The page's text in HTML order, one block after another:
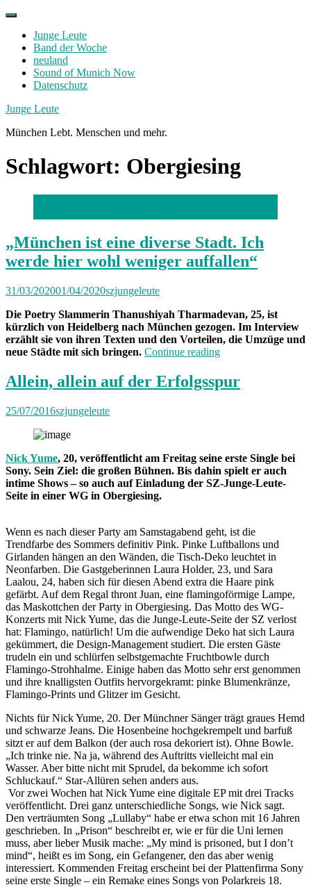
Skip
contentJunge Leute
Band der Woche
neuland
Sound of Munich Now
Datenschutz
Facebook
Twitter
Instagram
Junge Leute
München Lebt. Menschen und mehr.
Schlagwort: Obergiesing
„München ist eine diverse Stadt. Ich
werde hier wohl weniger auffallen“
31/03/202001/04/2020szjungeleute
Die Poetry Slammerin Thanushiyah Tharmadevan, 25, ist
kürzlich von Heidelberg nach München gezogen. Im Interview
erzählt sie von ihren Texten und den Vorteilen, die Umzüge und
neue Städte mit sich bringen. Continue reading„„München
diverse
weniger
auffallen““
Allein, allein auf der Erfolgsspur
25/07/2016szjungeleute
Nick Yume, 20, veröffentlicht am Freitag seine erste Single bei
Sony. Sein Ziel: die großen Bühnen. Bis dahin spielt er auch
intime Shows – so auch auf Einladung der SZ-Junge-Leute-
Seite in einer WG in Obergiesing.
Wenn es nach dieser Party am Samstagabend geht, ist die
Trendfarbe des Sommers definitiv Pink. Pinke Luftballons und
Girlanden hängen an den Wänden, die Tisch-Deko leuchtet in
Neonfarben. Die Gastgeberinnen Laura Holder, 23, und Sara
Laalou, 24, haben sich für diesen Abend extra die Haare pink
gefärbt. Auf dem Regal thront Juan, eine flamingoförmige Lampe,
das Maskottchen der Party in Obergiesing. Das Motto des WG-
Konzerts mit Nick Yume, das die Junge-Leute-Seite der SZ verlost
hat: Flamingo, natürlich! Um die aufwendige Deko hat sich Laura
gekümmert, die Design-Management studiert. Die ersten Gäste
trudeln ein und schlürfen selbstgemachte Fruchtbowle durch
Flamingo-Strohhalme. Einige haben das Motto sehr erst genommen
und ihre knalligsten Outfits hervorgekramt: pinke Blumenkränze,
Flamingo-Prints und Glitzer im Gesicht.
Nichts für Nick Yume, 20. Der Münchner Sänger trägt graues Hemd
und schwarze Jeans. Die Hosenbeine hochgekrempelt und barfuß
sitzt er auf dem Balkon (der auch rosa dekoriert ist). Ohne Bowle.
„Ich trinke nie. Na ja, während des Auftritts vielleicht mal ein
Wasser. Aber bitte nicht mit Sprudel, da bekomme ich sofort
Schluckauf.“ Star-Allüren sehen anders aus.
Vor zwei Wochen hat Nick Yume eine digitale EP mit drei Tracks
veröffentlicht. Drei ganz unterschiedliche Songs, wie Nick sagt.
Den verträumten Song „Lullaby“ habe er etwa schon mit 16 Jahren
geschrieben. In „Prison“ beschreibt er, wie er für die Uni lernen
muss, aber lieber Musik mache: „My mind is prisoned, but I don’t
mind“, heißt es im Song, ein Gefangener, den das aber wenig
interessiert. Kommenden Freitag erscheint bei der Plattenfirma Sony
seine erste Single – ein Remake eines Songs von Polarkreis 18.